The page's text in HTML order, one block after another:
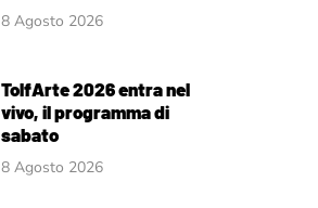
8 Agosto 2026
TolfArte 2026 entra nel
vivo, il programma di
sabato
8 Agosto 2026